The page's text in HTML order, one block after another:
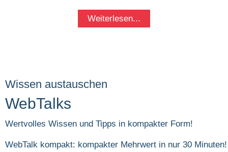
Weiterlesen...
Wissen austauschen
WebTalks
Wertvolles Wissen und Tipps in kompakter Form!
WebTalk kompakt: kompakter Mehrwert in nur 30 Minuten!